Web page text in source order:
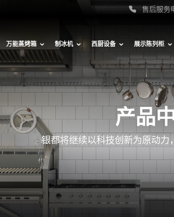
售后服务
万能蒸烤箱 制冰机 西厨设备 展示陈列柜
产品
银都将继续以科技创新为原动力